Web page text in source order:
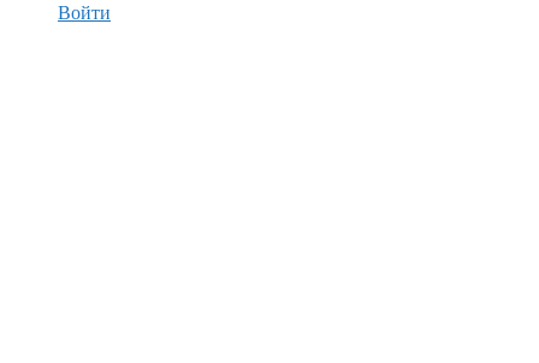
Войти